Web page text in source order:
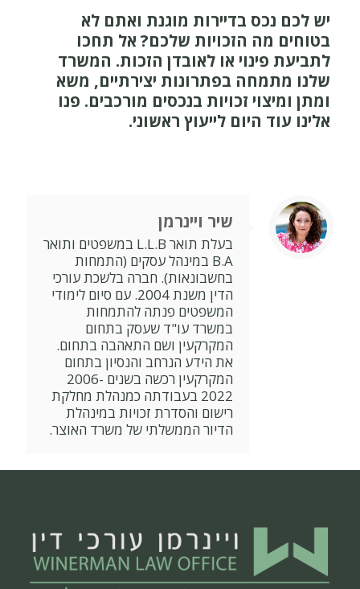
יש לכם נכס בדיירות מוגנת ואתם לא
בטוחים מה הזכויות שלכם? אל תחכו
לתביעת פינוי או לאובדן הזכות. המשרד
שלנו מתמחה בפתרונות יצירתיים, משא
ומתן ומיצוי זכויות בנכסים מורכבים. פנו
אלינו עוד היום לייעוץ ראשוני.
שיר ויינרמן
בעלת תואר L.L.B במשפטים ותואר
B.A במינהל עסקים (התמחות
בחשבונאות). חברה בלשכת עורכי
הדין משנת 2004. עם סיום לימודי
המשפטים פנתה להתמחות
במשרד עו"ד שעסק בתחום
המקרקעין ושם התאהבה בתחום.
את הידע הנרחב והנסיון בתחום
המקרקעין רכשה בשנים 2006-
2022 בעבודתה כמנהלת מחלקת
רישום והסדרת זכויות במינהלת
הדיור הממשלתי של משרד האוצר.